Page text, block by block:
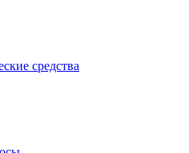
средства